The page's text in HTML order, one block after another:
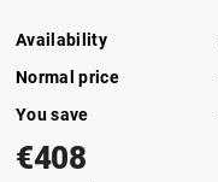
Availability
Normal price
You save
€408